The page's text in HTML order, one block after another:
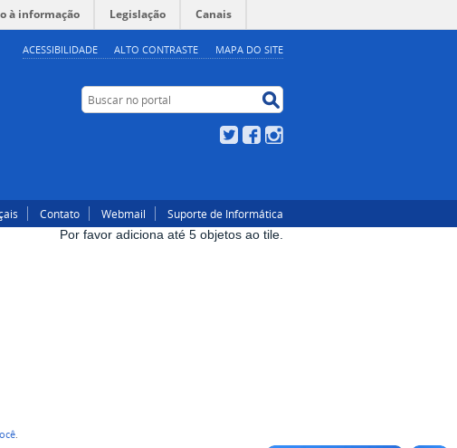
ACESSIBILIDADE ALTO CONTRASTE MAPA DO SITE
à informação Legislação Canais
Buscar no portal
TwitterFacebook
Contato Webmail
Suporte de Informática
Por favor adiciona até 5 objetos ao tile.
.